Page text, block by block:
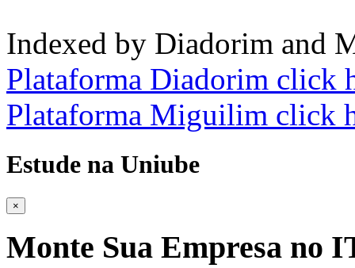
Indexed by Diadorim and
Plataforma Diadorim click
Plataforma Miguilim click
Estude na Uniube
×
Monte Sua Empresa no